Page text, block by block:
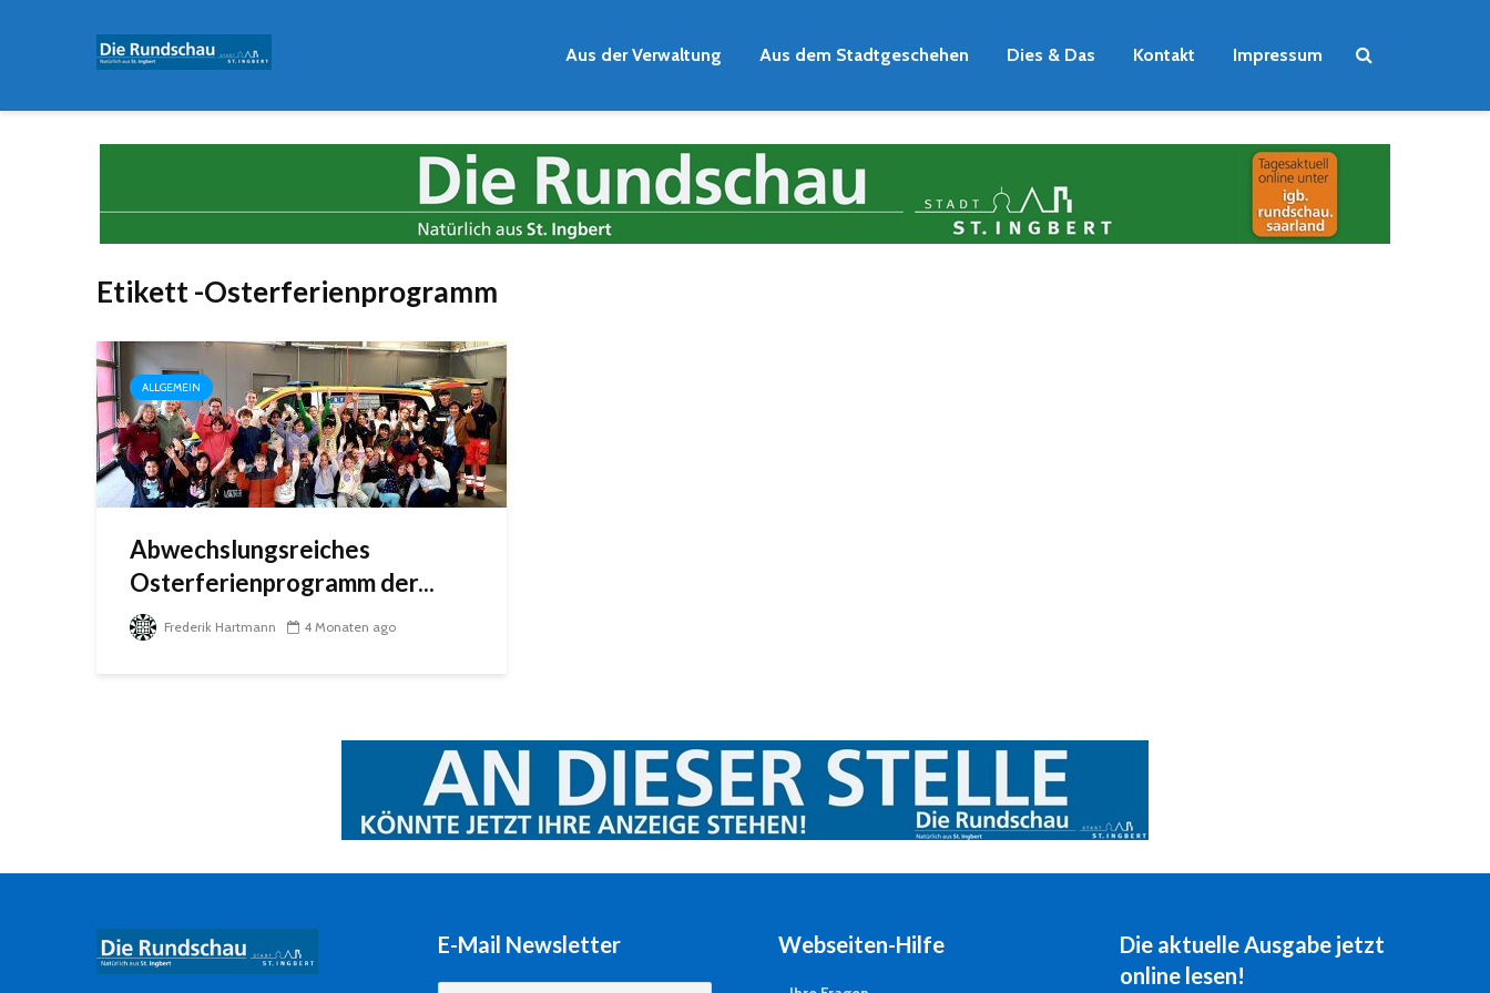
Aus der Verwaltung Aus dem Stadtgeschehen Dies & Das Kontakt Impressum
Etikett -Osterferienprogramm
ALLGEMEIN
Abwechslungsreiches
Osterferienprogramm der...
Frederik Hartmann 4 Monaten ago
E-Mail Newsletter Webseiten-Hilfe
Die aktuelle Ausgabe jetzt
online lesen!